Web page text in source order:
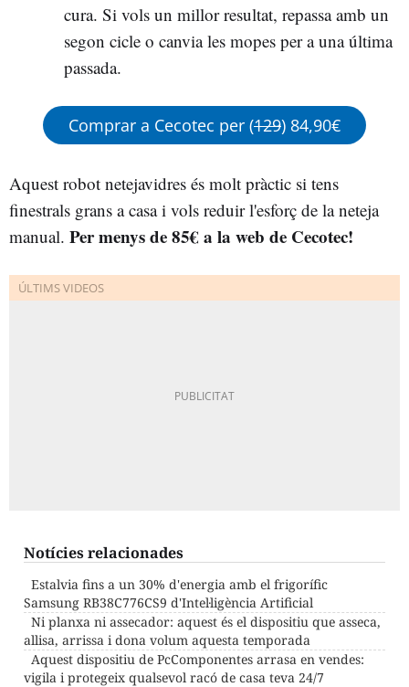
cura. Si vols un millor resultat, repassa amb un
segon cicle o canvia les mopes per a una última
passada.
Comprar a Cecotec per (129) 84,90€
Aquest robot netejavidres és molt pràctic si tens
finestrals grans a casa i vols reduir l'esforç de la neteja
manual. Per menys de 85€ a la web de Cecotec!
Notícies relacionades
Estalvia fins a un 30% d'energia amb el frigorífic
Samsung RB38C776CS9 d'Intel·ligència Artificial
Ni planxa ni assecador: aquest és el dispositiu que asseca,
allisa, arrissa i dona volum aquesta temporada
Aquest dispositiu de PcComponentes arrasa en vendes:
vigila i protegeix qualsevol racó de casa teva 24/7